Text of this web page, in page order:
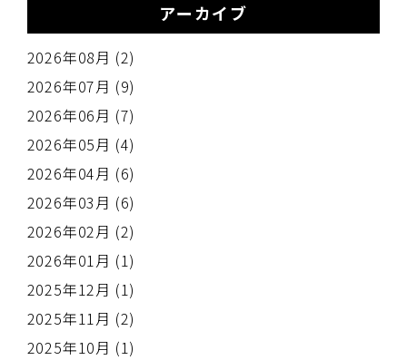
アーカイブ
2026年08月 (2)
2026年07月 (9)
2026年06月 (7)
2026年05月 (4)
2026年04月 (6)
2026年03月 (6)
2026年02月 (2)
2026年01月 (1)
2025年12月 (1)
2025年11月 (2)
2025年10月 (1)